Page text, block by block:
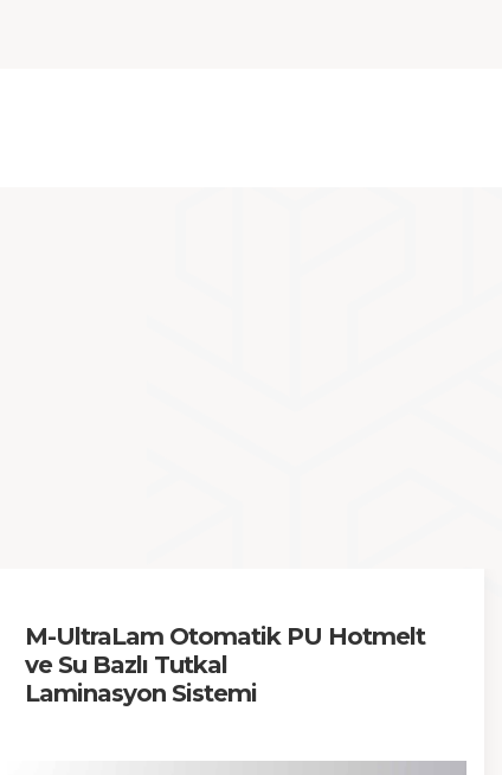
M-UltraLam Otomatik PU Hotmelt
ve Su Bazlı Tutkal
Laminasyon Sistemi